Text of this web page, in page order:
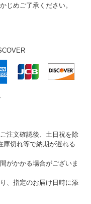
じめご了承ください。
注文確認後、土日祝を除
庫切れ等で納期が遅れる
がかかる場合がございま
、指定のお届け日時に添